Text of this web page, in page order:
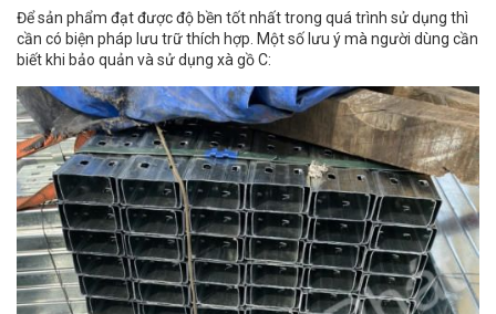
Để sản phẩm đạt được độ bền tốt nhất trong quá trình sử dụng thì
cần có biện pháp lưu trữ thích hợp. Một số lưu ý mà người dùng cần
biết khi bảo quản và sử dụng xà gồ C: